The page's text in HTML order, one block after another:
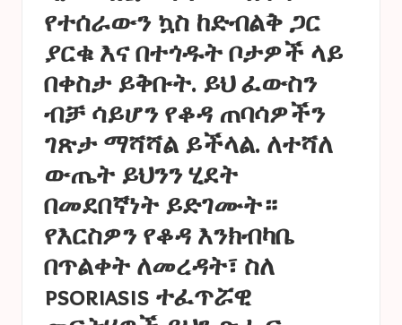
የተሰራውን ኳስ ከድብልቅ ጋር
ያርቁ እና በተጎዱት ቦታዎች ላይ
በቀስታ ይቅቡት. ይህ ፈውስን
ብቻ ሳይሆን የቆዳ ጠባሳዎችን
ገጽታ ማሻሻል ይችላል. ለተሻለ
ውጤት ይህንን ሂደት
በመደበኛነት ይድገሙት።
የእርስዎን የቆዳ እንክብካቤ
በጥልቀት ለመረዳት፣ ስለ
psoriasis ተፈጥሯዊ